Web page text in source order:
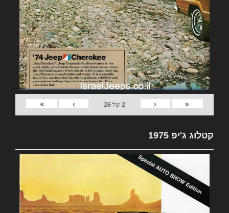
«
‹
2של26
›
»
קטלוג ג'יפ 1975